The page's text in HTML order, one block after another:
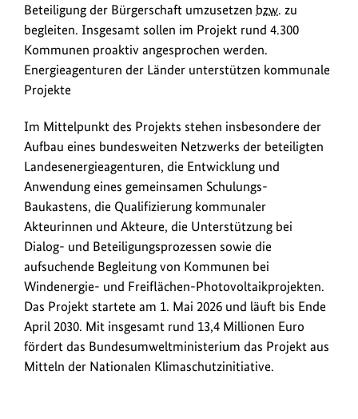
Beteiligung der Bürgerschaft umzusetzen bzw. zu
begleiten. Insgesamt sollen im Projekt rund 4.300
Kommunen proaktiv angesprochen werden.
Energieagenturen der Länder unterstützen kommunale
Projekte
Im Mittelpunkt des Projekts stehen insbesondere der
Aufbau eines bundesweiten Netzwerks der beteiligten
Landesenergieagenturen, die Entwicklung und
Anwendung eines gemeinsamen Schulungs-
Baukastens, die Qualifizierung kommunaler
Akteurinnen und Akteure, die Unterstützung bei
Dialog- und Beteiligungsprozessen sowie die
aufsuchende Begleitung von Kommunen bei
Windenergie- und Freiflächen-Photovoltaikprojekten.
Das Projekt startete am 1. Mai 2026 und läuft bis Ende
April 2030. Mit insgesamt rund 13,4 Millionen Euro
fördert das Bundesumweltministerium das Projekt aus
Mitteln der Nationalen Klimaschutzinitiative.